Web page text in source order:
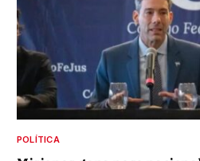
POLÍTICA